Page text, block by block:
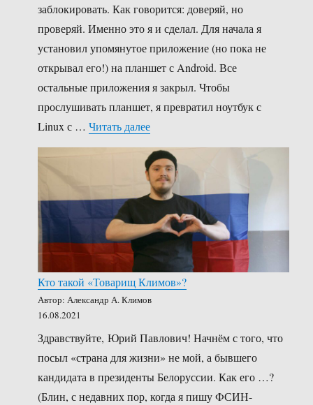
заблокировать. Как говорится: доверяй, но
проверяй. Именно это я и сделал. Для начала я
установил упомянутое приложение (но пока не
открывал его!) на планшет с Android. Все
остальные приложения я закрыл. Чтобы
прослушивать планшет, я превратил ноутбук с
Linux с …Читать далее«Хитро… но не умно.»
Кто такой «Товарищ Климов»?
Автор: Александр А. Климов
16.08.2021
Здравствуйте, Юрий Павлович! Начнём с того, что
посыл «страна для жизни» не мой, а бывшего
кандидата в президенты Белоруссии. Как его …?
(Блин, с недавних пор, когда я пишу ФСИН-